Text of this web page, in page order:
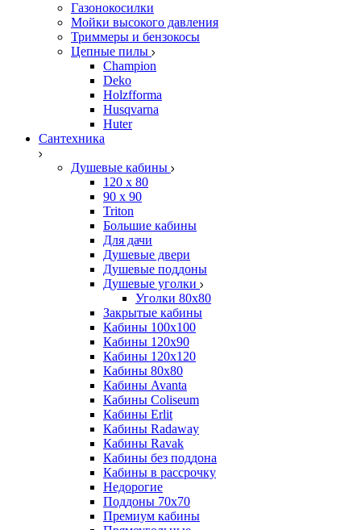
Газонокосилки
Мойки высокого давления
Триммеры и бензокосы
Цепные пилы
Champion
Deko
Holzfforma
Husqvarna
Huter
Сантехника
Душевые кабины
120 x 80
90 х 90
Triton
Большие кабины
Для дачи
Душевые двери
Душевые поддоны
Душевые уголки
Уголки 80х80
Закрытые кабины
Кабины 100x100
Кабины 120x90
Кабины 120х120
Кабины 80х80
Кабины Avanta
Кабины Coliseum
Кабины Erlit
Кабины Radaway
Кабины Ravak
Кабины без поддона
Кабины в рассрочку
Недорогие
Поддоны 70x70
Премиум кабины